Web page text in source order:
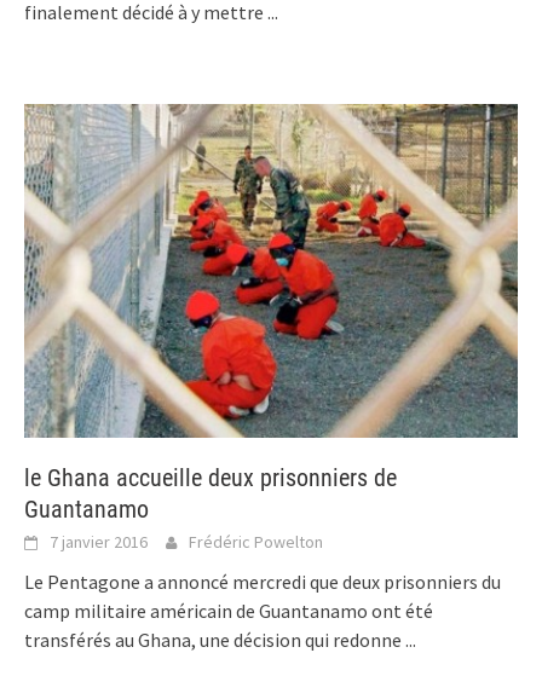
finalement décidé à y mettre ...
le Ghana accueille deux prisonniers de
Guantanamo
7 janvier 2016 Frédéric Powelton
Le Pentagone a annoncé mercredi que deux prisonniers du
camp militaire américain de Guantanamo ont été
transférés au Ghana, une décision qui redonne ...